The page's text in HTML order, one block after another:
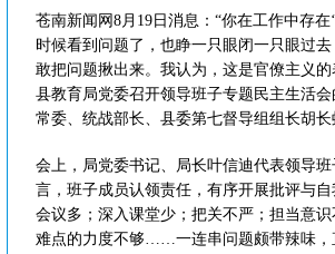
苍南新闻网8月19日消息：“你在工作中存在
时候看到问题了，也睁一只眼闭一只眼过
敢把问题揪出来。我认为，这是官僚主义
县教育局党委召开领导班子专题民主生活
常委、统战部长、县委第七督导组组长胡长
会上，局党委书记、局长叶信迪代表领导
言，班子成员认领责任，有序开展批评与自
会议多；深入课堂少；把关不严；担当意
难点的力度不够……一连串问题颇带辣味，